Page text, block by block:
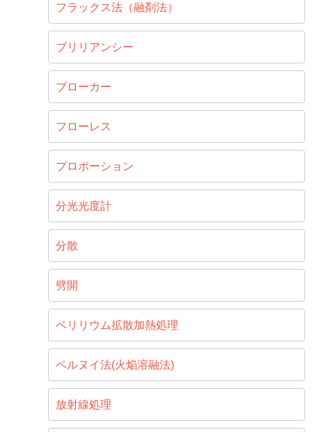
フラックス法（融剤法）
ブリリアンシー
ブローカー
フローレス
プロポーション
分光光度計
分散
劈開
ベリリウム拡散加熱処理
ベルヌイ法(火焔溶融法)
放射線処理